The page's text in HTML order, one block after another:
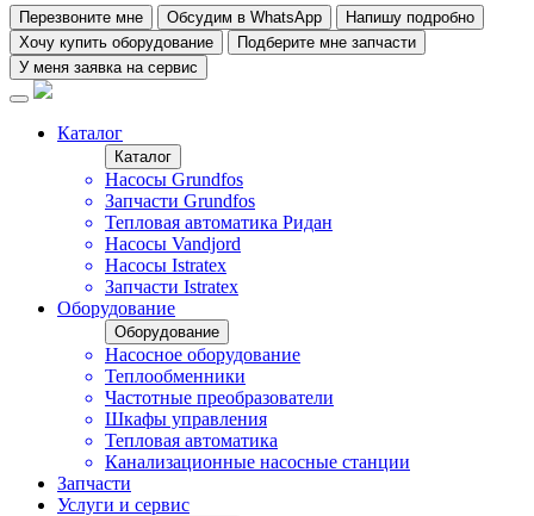
Перезвоните мне Обсудим в WhatsApp
Напишу подробно
Хочу купить оборудование
Подберите мне запчасти
У меня заявка на сервис
Каталог
Каталог
Насосы Grundfos
Запчасти Grundfos
Тепловая автоматика Ридан
Насосы Vandjord
Насосы Istratex
Запчасти Istratex
Оборудование
Оборудование
Насосное оборудование
Теплообменники
Частотные преобразователи
Шкафы управления
Тепловая автоматика
Канализационные насосные станции
Запчасти
Услуги и сервис